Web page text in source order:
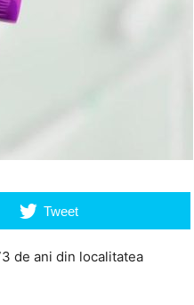
Tweet
de ani din localitatea